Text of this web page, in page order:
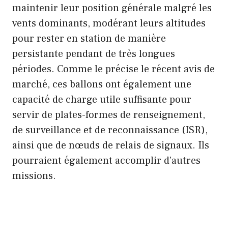
maintenir leur position générale malgré les
vents dominants, modérant leurs altitudes
pour rester en station de manière
persistante pendant de très longues
périodes. Comme le précise le récent avis de
marché, ces ballons ont également une
capacité de charge utile suffisante pour
servir de plates-formes de renseignement,
de surveillance et de reconnaissance (ISR),
ainsi que de nœuds de relais de signaux. Ils
pourraient également accomplir d’autres
missions.